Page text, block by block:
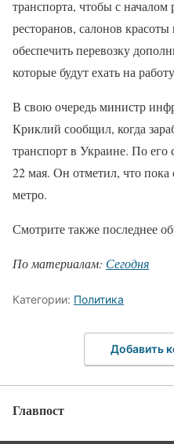
транспорта, чтобы с началом
ресторанов, салонов
обеспечить перевозку
которые будут ехать на
В свою очередь министр
Криклий сообщил, когда
транспорт в Украине. По его
22 мая. Он отметил, что пока
метро.
Смотрите также последнее
По материалам: Сегодня
Категории: Политика
Добавить
Главпост